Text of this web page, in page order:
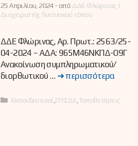
25 Απριλίου, 2024 -από ΔΔΕ Φλώρινας |
Διαχειριστής δικτυακού τόπου
ΔΔΕ Φλώρινας, Αρ. Πρωτ.: 2563/25-
04-2024 – ΑΔΑ: 965Μ46ΝΚΠΔ-Ο9Γ
Ανακοίνωση συμπληρωματικού/
διορθωτικού … ➜ περισσότερα
Κατηγορίες
Εκπαιδευτικοί,ΠΥΣΔΕ,Τοποθετήσεις